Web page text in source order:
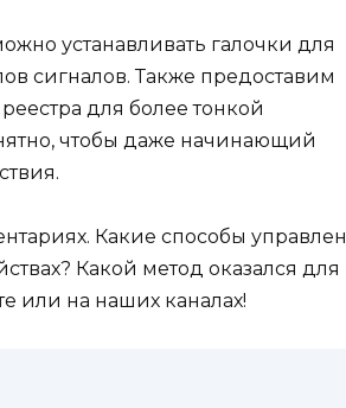
устанавливать галочки для
сигналов. Также предоставим
для более тонкой
чтобы даже начинающий
Какие способы
Какой метод оказался для
или на наших каналах!